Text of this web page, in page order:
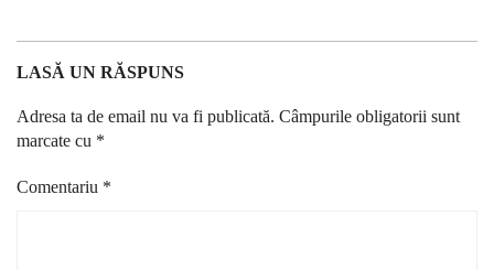
LASĂ UN RĂSPUNS
Adresa ta de email nu va fi publicată. Câmpurile obligatorii sunt
marcate cu *
Comentariu *